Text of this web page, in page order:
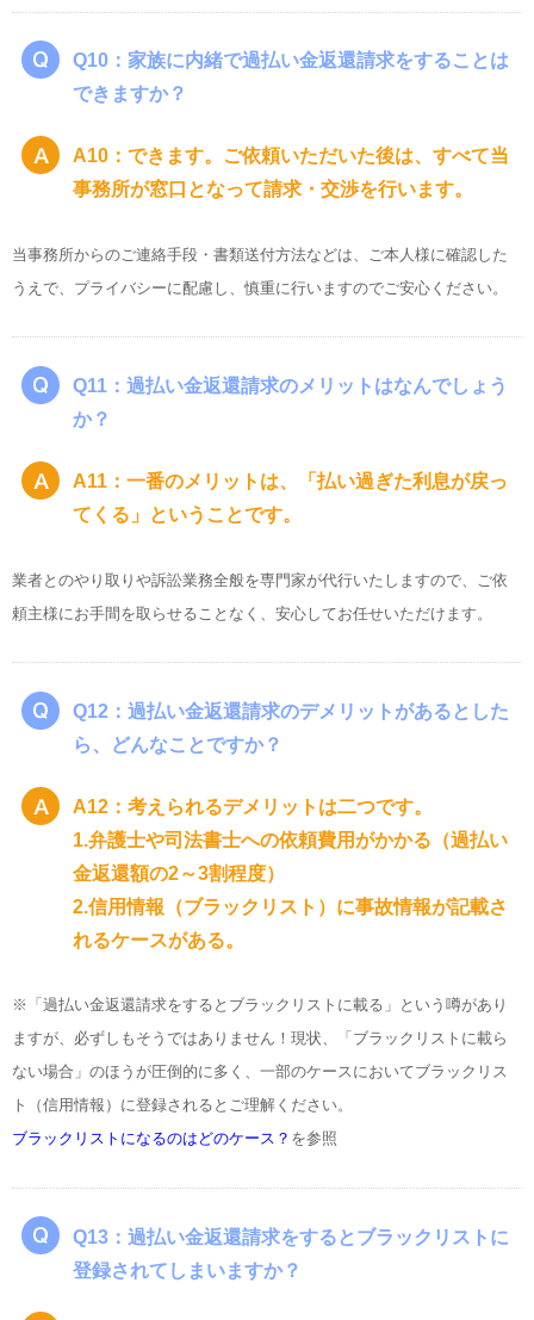
Q10：家族に内緒で過払い金返還請求をすることは
できますか？
A10：できます。ご依頼いただいた後は、すべて当
事務所が窓口となって請求・交渉を行います。
当事務所からのご連絡手段・書類送付方法などは、ご本人様に確認した
うえで、プライバシーに配慮し、慎重に行いますのでご安心ください。
Q11：過払い金返還請求のメリットはなんでしょう
か？
A11：一番のメリットは、「払い過ぎた利息が戻っ
てくる」ということです。
業者とのやり取りや訴訟業務全般を専門家が代行いたしますので、ご依
頼主様にお手間を取らせることなく、安心してお任せいただけます。
Q12：過払い金返還請求のデメリットがあるとした
ら、どんなことですか？
A12：考えられるデメリットは二つです。
1.弁護士や司法書士への依頼費用がかかる（過払い
金返還額の2～3割程度）
2.信用情報（ブラックリスト）に事故情報が記載さ
れるケースがある。
※「過払い金返還請求をするとブラックリストに載る」という噂があり
ますが、必ずしもそうではありません！現状、「ブラックリストに載ら
ない場合」のほうが圧倒的に多く、一部のケースにおいてブラックリス
ト（信用情報）に登録されるとご理解ください。
ブラックリストになるのはどのケース？ を参照
Q13：過払い金返還請求をするとブラックリストに
登録されてしまいますか？